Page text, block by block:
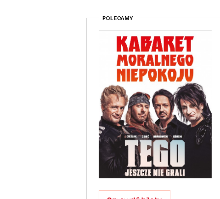
POLECAMY